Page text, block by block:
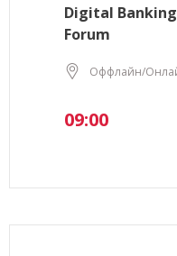
Digital
Forum
Оффлайн/
09:00